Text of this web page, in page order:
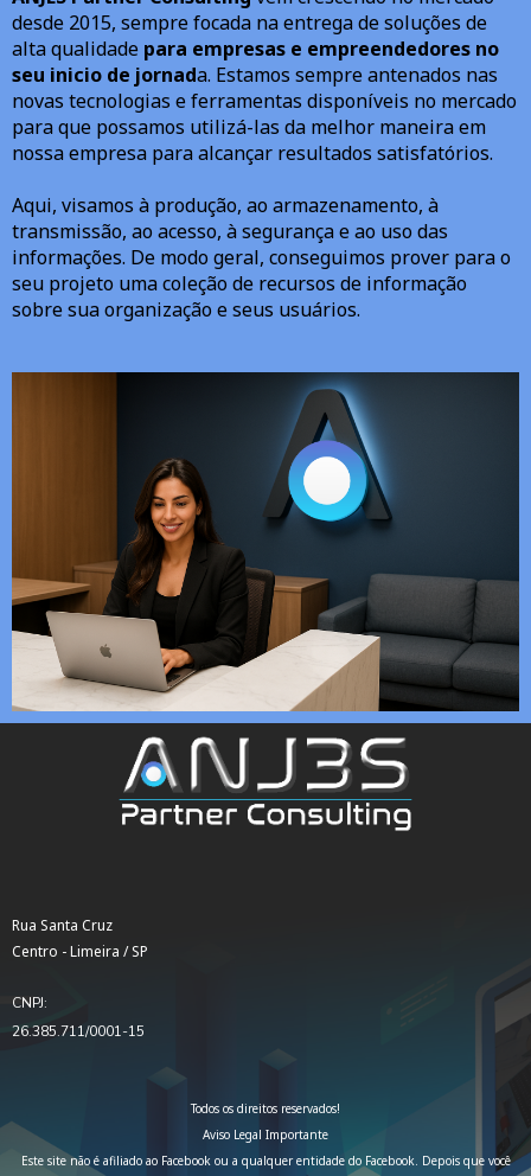
desde 2015, sempre focada na entrega de soluções de
alta qualidade para empresas e empreendedores no
seu inicio de jornada. Estamos sempre antenados nas
novas tecnologias e ferramentas disponíveis no mercado
para que possamos utilizá-las da melhor maneira em
nossa empresa para alcançar resultados satisfatórios.
Aqui, visamos à produção, ao armazenamento, à
transmissão, ao acesso, à segurança e ao uso das
informações. De modo geral, conseguimos prover para o
seu projeto uma coleção de recursos de informação
sobre sua organização e seus usuários.
Rua Santa Cruz
Centro - Limeira / SP
CNPJ:
26.385.711/0001-15
Todos os direitos reservados!
Aviso Legal Importante
Este site não é afiliado ao Facebook ou a qualquer entidade do Facebook. Depois que você